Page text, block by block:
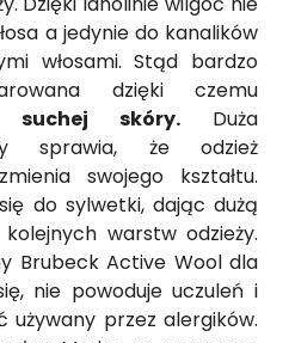
a jedynie do kanalików
włosami. Stąd bardzo
dzięki czemu
suchej skóry. Duża
sprawia, że odzież
swojego kształtu.
do sylwetki, dając dużą
warstw odzieży.
Brubeck Active Wool dla
nie powoduje uczuleń i
używany przez alergików.